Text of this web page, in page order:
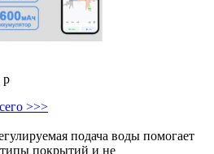
р
>>>
подача воды помогает
типы покрытий и не